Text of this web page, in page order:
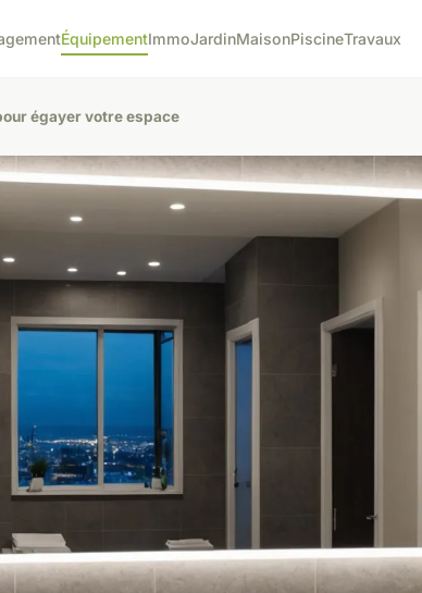
ÉquipementImmoJardinMaisonPiscineTravaux
égayer votre espace